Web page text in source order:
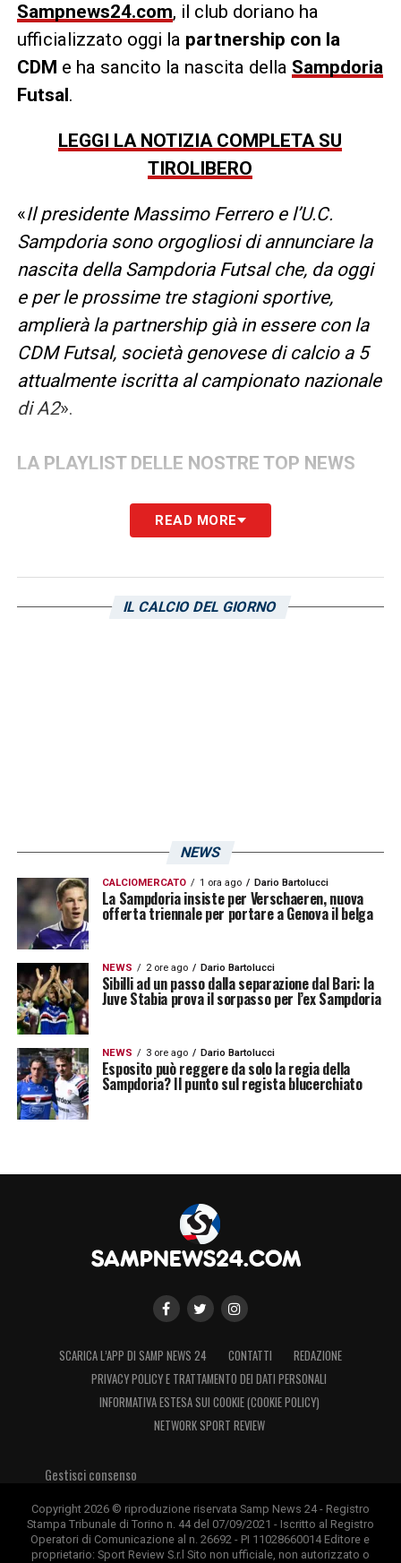
Sampnews24.com, il club doriano ha
ufficializzato oggi la partnership con la
CDM e ha sancito la nascita della Sampdoria
Futsal.
LEGGI LA NOTIZIA COMPLETA SU
TIROLIBERO
«Il presidente Massimo Ferrero e l’U.C.
Sampdoria sono orgogliosi di annunciare la
nascita della Sampdoria Futsal che, da oggi
e per le prossime tre stagioni sportive,
amplierà la partnership già in essere con la
CDM Futsal, società genovese di calcio a 5
attualmente iscritta al campionato nazionale
di A2».
LA PLAYLIST DELLE NOSTRE TOP NEWS
READ MORE
IL CALCIO DEL GIORNO
NEWS
CALCIOMERCATO 1 ora ago Dario Bartolucci
La Sampdoria insiste per Verschaeren, nuova
offerta triennale per portare a Genova il belga
NEWS 2 ore ago Dario Bartolucci
Sibilli ad un passo dalla separazione dal Bari: la
Juve Stabia prova il sorpasso per l’ex Sampdoria
NEWS 3 ore ago Dario Bartolucci
Esposito può reggere da solo la regia della
Sampdoria? Il punto sul regista blucerchiato
SCARICA L’APP DI SAMP NEWS 24 CONTATTI
REDAZIONE
PRIVACY POLICY E TRATTAMENTO DEI DATI PERSONALI
INFORMATIVA ESTESA SUI COOKIE (COOKIE POLICY)
NETWORK SPORT REVIEW
Gestisci consenso
Copyright 2026 © riproduzione riservata Samp News 24 - Registro
Stampa Tribunale di Torino n. 44 del 07/09/2021 - Iscritto al Registro
Operatori di Comunicazione al n. 26692 - PI 11028660014 Editore e
proprietario: Sport Review S.r.l Sito non ufficiale, non autorizzato o